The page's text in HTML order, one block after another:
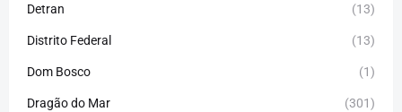
Detran (13)
Distrito Federal (13)
Dom Bosco (1)
Dragão do Mar (301)